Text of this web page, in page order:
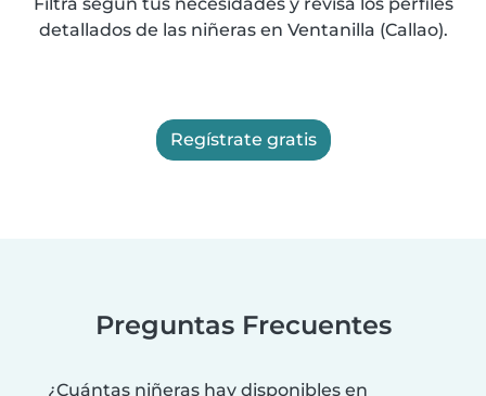
detallados de las niñeras en Ventanilla (Callao).
Regístrate gratis
Preguntas Frecuentes
¿Cuántas niñeras hay disponibles en